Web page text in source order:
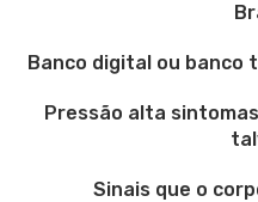
Banco digital ou banco
Pressão alta
Sinais que o